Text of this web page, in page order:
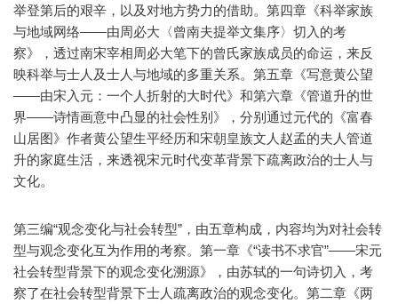
举登第后的艰辛，以及对地方势力的借助。第四章《科举家族
与地域网络——由周必大〈曾南夫提举文集序〉切入的考
察》，透过南宋宰相周必大笔下的曾氏家族成员的命运，来反
映科举与士人及士人与地域的多重关系。第五章《写意黄公望
——由宋入元：一个人折射的大时代》和第六章《管道升的世
界——诗情画意中凸显的社会性别》，分别通过元代的《富春
山居图》作者黄公望生平经历和宋朝皇族文人赵孟的夫人管道
升的家庭生活，来透视宋元时代变革背景下疏离政治的士人与
文化。
第三编“观念变化与社会转型”，由五章构成，内容均为对社会转
型与观念变化互为作用的考察。第一章《“读书不求官”——宋元
社会转型背景下的观念变化溯源》，由苏轼的一句诗切入，考
察了在社会转型背景下士人疏离政治的观念变化。第二章《两